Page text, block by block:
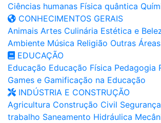
Ciências humanas Física quântica
CONHECIMENTOS GERAIS
Animais Artes Culinária Estética e
Ambiente Música Religião Outras Áreas
EDUCAÇÃO
Educação Educação Física Pedagogia
Games e Gamificação na Educação
INDÚSTRIA E CONSTRUÇÃO
Agricultura Construção Civil Segurança
trabalho Saneamento Hidráulica